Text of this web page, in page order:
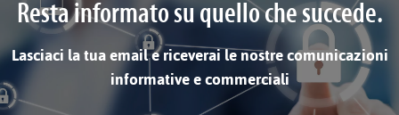
Resta informato su quello che succede.
Lasciaci la tua email e riceverai le nostre comunicazioni
informative e commerciali